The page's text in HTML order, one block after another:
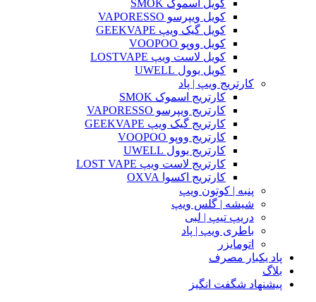
کویل اسموک SMOK
کویل ویپرسو VAPORESSO
کویل گیک ویپ GEEKVAPE
کویل ووپو VOOPOO
کویل لاست ویپ LOSTVAPE
کویل یوول UWELL
کارتریج ویپ | پاد
کارتریج اسموک SMOK
کارتریج ویپرسو VAPORESSO
کارتریج گیک ویپ GEEKVAPE
کارتریج ووپو VOOPOO
کارتریج یوول UWELL
کارتریج لاست ویپ LOST VAPE
کارتریج اکسوا OXVA
پنبه | کوتون ویپ
شیشه | گلس ویپ
دریپ تیپ | لبی
باطری ویپ | پاد
اتومایزر
پاد یکبار مصرف
بلاگ
پیشنهاد شگفت انگیز